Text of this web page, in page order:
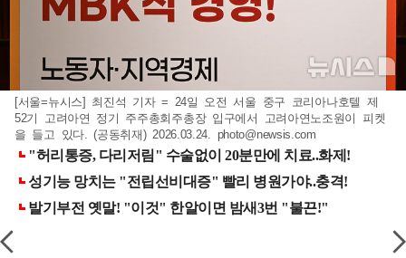
[서울=뉴시스] 최진석 기자 = 24일 오전 서울 중구 코리아나호텔 제
52기 고려아연 정기 주주총회주총장 입구에서 고려아연노조원이 피켓
을 들고 있다. (공동취재) 2026.03.24. photo@newsis.com